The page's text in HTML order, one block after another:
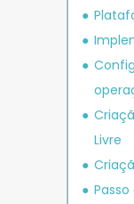
Livre
Passo